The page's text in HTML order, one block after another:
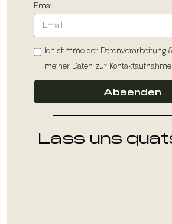
Email
Ich stimme der Datenverarbeitung
meiner Daten zur
Absenden
Lass uns